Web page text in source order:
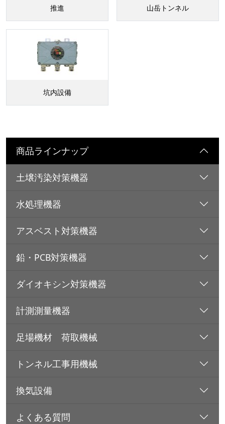
推進 山岳トンネル
坑内設備
商品ラインナップ
土壌汚染対策機器
水処理機器
アスベスト対策機器
鉛・PCB対策機器
ダイオキシン対策機器
計測測量機器
足場機材 荷取機械
トンネル工事用機械
換気設備
よくある質問